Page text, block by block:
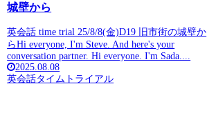
城壁から
英会話 time trial 25/8/8(金)D19 旧市街の城壁か
らHi everyone, I'm Steve. And here's your
conversation partner. Hi everyone. I'm Sada....
2025.08.08
英会話タイムトライアル